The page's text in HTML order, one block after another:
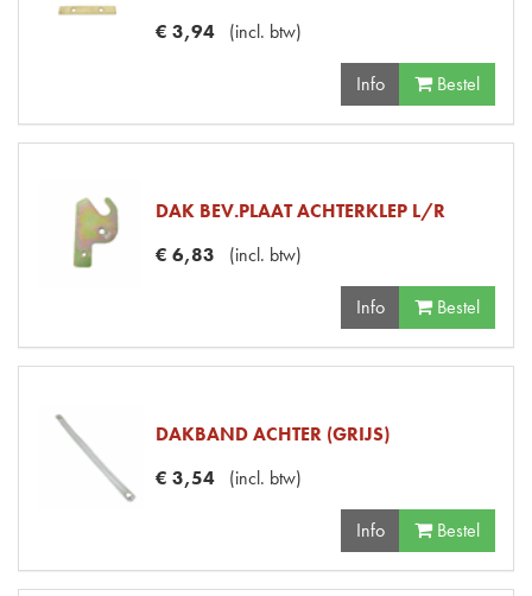
€ 3,94 (incl. btw)
Info Bestel
DAK BEV.PLAAT ACHTERKLEP L/R
€ 6,83 (incl. btw)
Info Bestel
DAKBAND ACHTER (GRIJS)
€ 3,54 (incl. btw)
Info Bestel